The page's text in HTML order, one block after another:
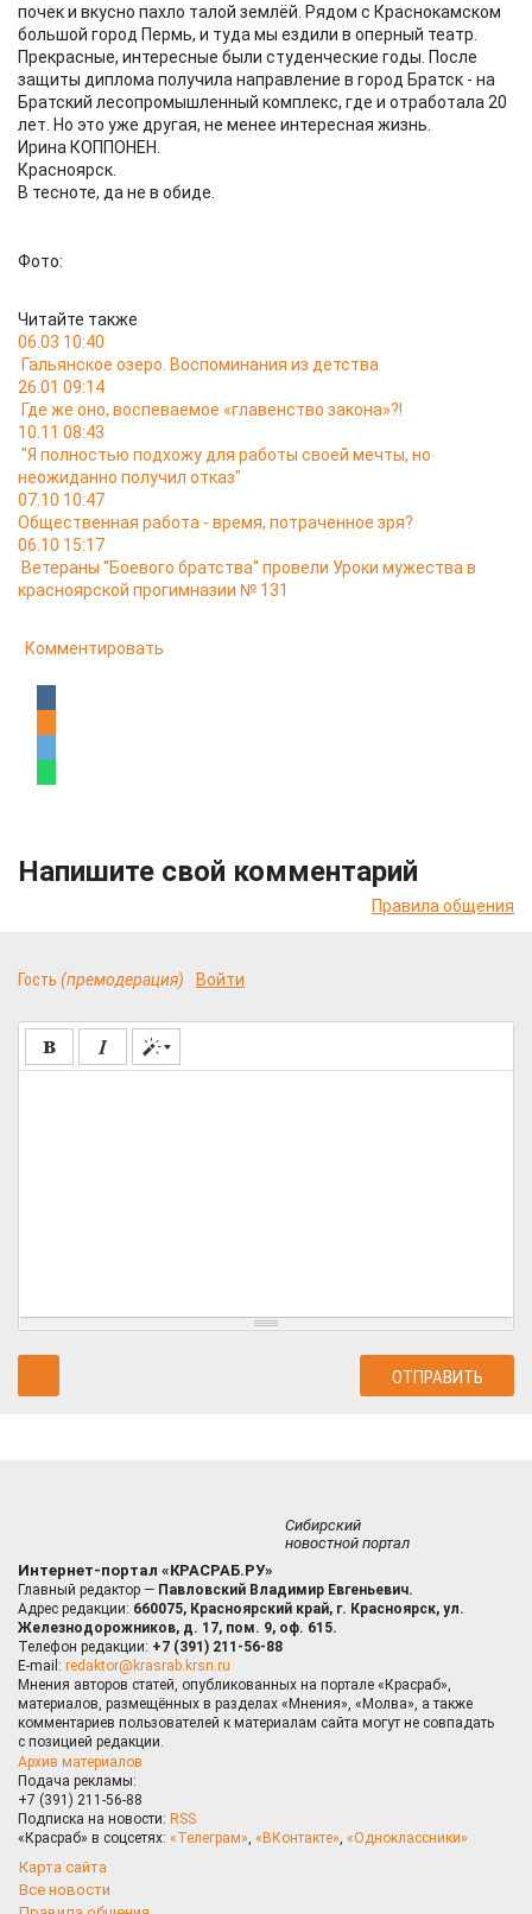
почек и вкусно пахло талой землёй. Рядом с Краснокамском
большой город Пермь, и туда мы ездили в оперный театр.
Прекрасные, интересные были студенческие годы. После
защиты диплома получила направление в город Братск - на
Братский лесопромышленный комплекс, где и отработала 20
лет. Но это уже другая, не менее интересная жизнь.
Ирина КОППОНЕН.
Красноярск.
В тесноте, да не в обиде.
Фото:
Читайте также
06.03 10:40
Гальянское озеро. Воспоминания из детства
26.01 09:14
Где же оно, воспеваемое «главенство закона»?!
10.11 08:43
"Я полностью подхожу для работы своей мечты, но
неожиданно получил отказ"
07.10 10:47
Общественная работа - время, потраченное зря?
06.10 15:17
Ветераны "Боевого братства" провели Уроки мужества в
красноярской прогимназии № 131
Комментировать
Напишите свой комментарий
Правила общения
Гость (премодерация) Войти
Сибирский
новостной портал
Интернет-портал «КРАСРАБ.РУ»
Главный редактор — Павловский Владимир Евгеньевич.
Адрес редакции: 660075, Красноярский край, г. Красноярск, ул.
Железнодорожников, д. 17, пом. 9, оф. 615.
Телефон редакции: +7 (391) 211-56-88
E-mail: redaktor@krasrab.krsn.ru
Мнения авторов статей, опубликованных на портале «Красраб»,
материалов, размещённых в разделах «Мнения», «Молва», а также
комментариев пользователей к материалам сайта могут не совпадать
с позицией редакции.
Архив материалов
Подача рекламы:
+7 (391) 211-56-88
Подписка на новости: RSS
«Красраб» в соцсетях: «Телеграм», «ВКонтакте», «Одноклассники»
Карта сайта
Все новости